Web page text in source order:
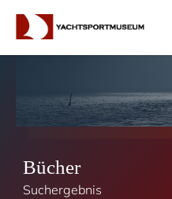
Bücher
Suchergebnis